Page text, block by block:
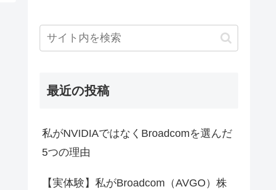
最近の投稿
私がNVIDIAではなくBroadcomを選んだ
5つの理由
【実体験】私がBroadcom（AVGO）株